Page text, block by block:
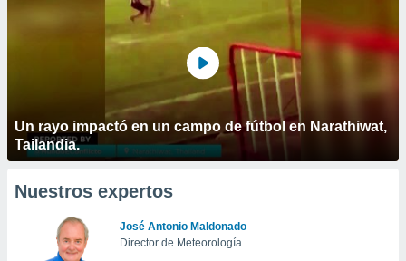
Un rayo impactó en un campo de fútbol en Narathiwat,
Tailandia.
Nuestros expertos
José Antonio Maldonado
Director de Meteorología